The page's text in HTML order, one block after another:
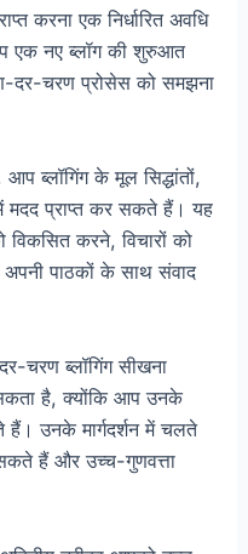
करना एक निर्धारित अवधि
एक नए ब्लॉग की शुरुआत
दर-चरण प्रोसेस को समझना
ब्लॉगिंग के मूल सिद्धांतों,
मदद प्राप्त कर सकते हैं। यह
करने, विचारों को
पाठकों के साथ संवाद
चरण ब्लॉगिंग सीखना
है, क्योंकि आप उनके
उनके मार्गदर्शन में चलते
हैं और उच्च-गुणवत्ता